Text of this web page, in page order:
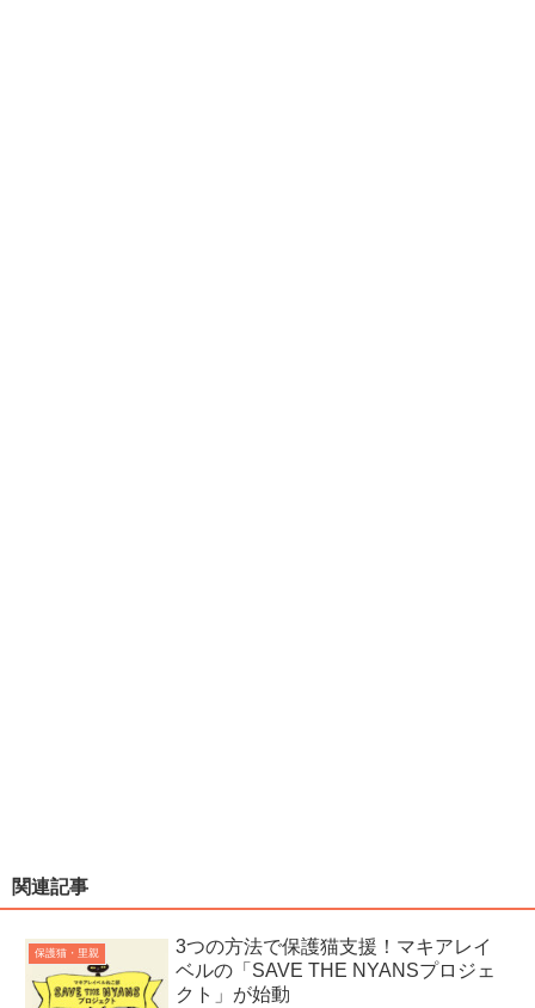
関連記事
保護猫・里親
3つの方法で保護猫支援！マキアレイ
ベルの「SAVE THE NYANSプロジェ
クト」が始動